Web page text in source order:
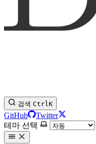
검색 CtrlK
GitHub
Twitter
테마 선택